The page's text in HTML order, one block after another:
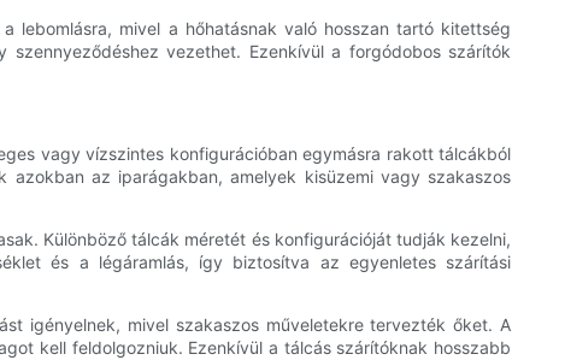
lebomlásra, mivel a hőhatásnak való hosszan tartó kitettség
vezethet. Ezenkívül a forgódobos szárítók
vagy vízszintes konfigurációban egymásra rakott tálcákból
az iparágakban, amelyek kisüzemi vagy szakaszos
Különböző tálcák méretét és konfigurációját tudják kezelni,
és a légáramlás, így biztosítva az egyenletes szárítási
igényelnek, mivel szakaszos műveletekre tervezték őket. A
kell feldolgozniuk. Ezenkívül a tálcás szárítóknak hosszabb